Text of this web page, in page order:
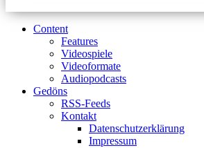
Content
Features
Videospiele
Videoformate
Audiopodcasts
Gedöns
RSS-Feeds
Kontakt
Datenschutzerklärung
Impressum